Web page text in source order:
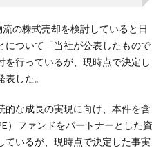
の株式売却を検討していると日
について「当社が公表したもので
行っているが、現時点で決定し
した。
的な成長の実現に向け、本件を含
）ファンドをパートナーとした資
ているが、現時点で決定した事実